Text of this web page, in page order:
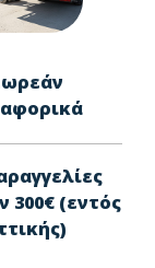
300€ (εντός